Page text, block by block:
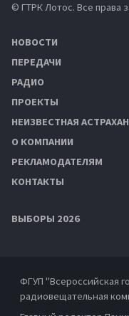
© ГТРК Лотос. Все права
НОВОСТИ
ПЕРЕДАЧИ
РАДИО
ПРОЕКТЫ
НЕИЗВЕСТНАЯ
О КОМПАНИИ
РЕКЛАМОДАТЕЛЯМ
КОНТАКТЫ
ВЫБОРЫ 2026
ФГУП "Всероссийская
радиовещательная